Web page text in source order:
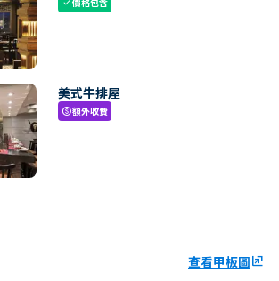
check
美式牛排屋
paid額外收費
查看甲板圖ungroup